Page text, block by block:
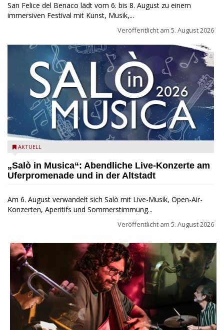
San Felice del Benaco lädt vom 6. bis 8. August zu einem
immersiven Festival mit Kunst, Musik,...
Veröffentlicht am 5. August 2026
Salò in Musica 2026
AKTUELL
„Salò in Musica“: Abendliche Live-Konzerte am
Uferpromenade und in der Altstadt
Am 6. August verwandelt sich Salò mit Live-Musik, Open-Air-
Konzerten, Aperitifs und Sommerstimmung...
Veröffentlicht am 5. August 2026